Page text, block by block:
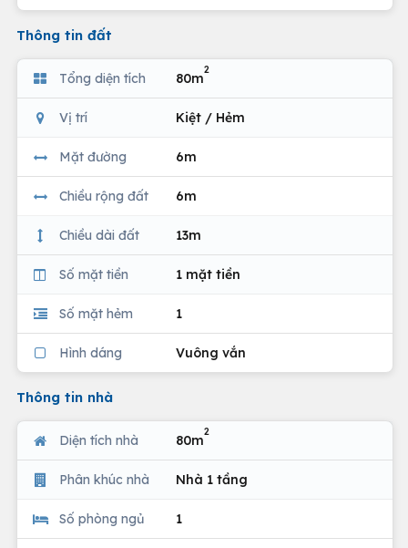
Thông tin đất
Tổng diện tích 80m
2
Vị trí Kiệt / Hẻm
Mặt đường 6m
Chiều rộng đất 6m
Chiều dài đất 13m
Số mặt tiền 1 mặt tiền
Số mặt hẻm 1
Hình dáng Vuông vắn
Thông tin nhà
Diện tích nhà 80m
2
Phân khúc nhà Nhà 1 tầng
Số phòng ngủ 1